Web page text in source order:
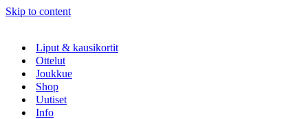
Skip to content
Liput & kausikortit
Ottelut
Joukkue
Shop
Uutiset
Info